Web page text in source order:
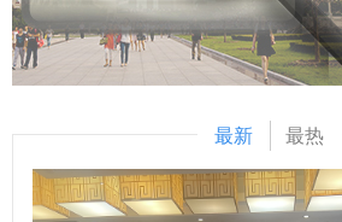
合攻关，共同打造服务国家战略的涉外
示，最高人民检察院对涉外检察工作高
始终心怀“国之大者”，在涉外法治领域
外刑事法治与国别检察司法研究中心先
检察总长网站建设，编译东盟国家《刑
典》等二十余部法典等，在服务检察国
中华优秀传统文化阐释研究。这条中对
主要依据什么？对于相关研究有哪些促
安精神、照金精神、西迁精神，都是源
西、实践于陕西的中国共产党人的伟大
列2021年国庆节前夕中央宣传部梳理并
国共产党人精神谱系（共46种）。 《
最新 最热